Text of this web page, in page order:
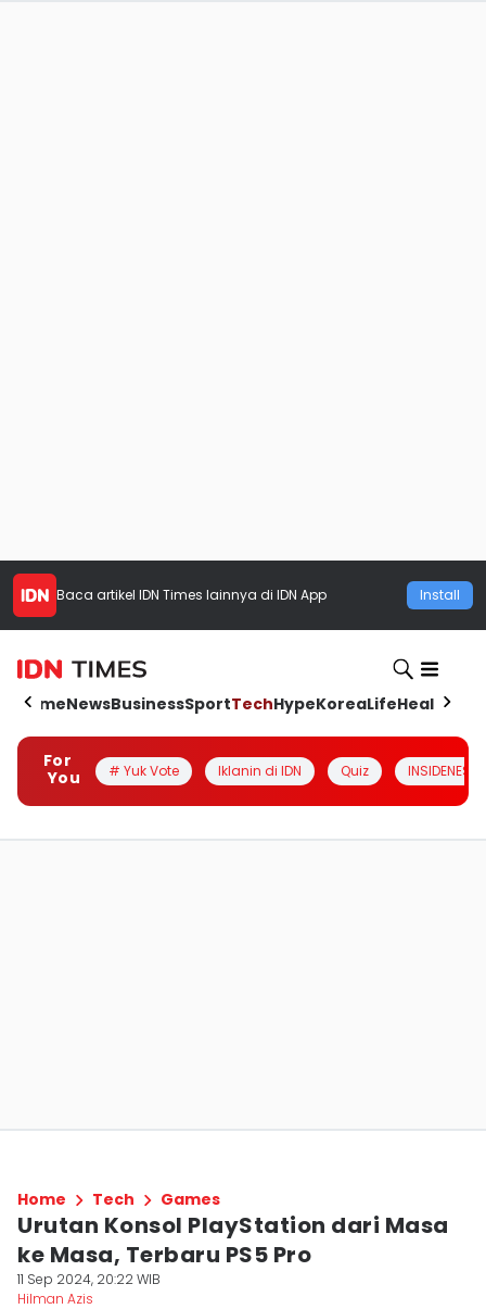
Baca artikel IDN Times lainnya di IDN App Install
HomeNewsBusinessSportTechHypeKoreaLifeHealth
For
You
# Yuk Vote Iklanin di IDN Quiz INSIDENESIA
Home Tech Games
Urutan Konsol PlayStation dari Masa
ke Masa, Terbaru PS5 Pro
11 Sep 2024, 20:22 WIB
Hilman Azis